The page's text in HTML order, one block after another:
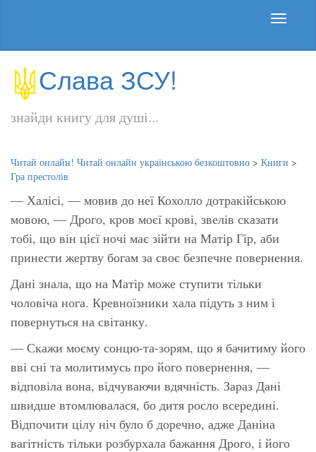
Слава ЗСУ!
знайди книгу для душі...
Читай онлайн! Читай онлайн українською безкоштовно > Книги >
Гра престолів
— Халісі, — мовив до неї Кохолло дотракійською
мовою, — Дрого, кров моєї крові, звелів сказати
тобі, що він цієї ночі має зійти на Матір Гір, аби
принести жертву богам за своє безпечне повернення.
Дані знала, що на Матір може ступити тільки
чоловіча нога. Кревноїзники хала підуть з ним і
повернуться на світанку.
— Скажи моєму сонцю-та-зорям, що я бачитиму його
вві сні та молитимусь про його повернення, —
відповіла вона, відчуваючи вдячність. Зараз Дані
швидше втомлювалася, бо дитя росло всередині.
Відпочити цілу ніч було б доречно, адже Даніна
вагітність тільки розбурхала бажання Дрого, і його